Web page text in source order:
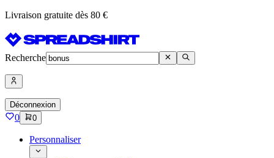
Livraison gratuite dès 80 €
Recherche
Déconnexion
0 0
Personnaliser